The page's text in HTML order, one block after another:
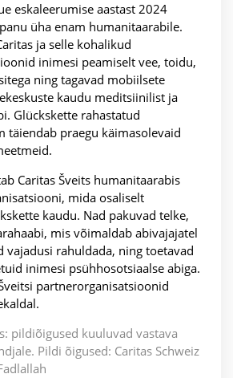
eskaleerumise aastast 2024
üha enam humanitaarabile.
ja selle kohalikud
inimesi peamiselt vee, toidu,
ning tagavad mobiilsete
kaudu meditsiinilist ja
Glückskette rahastatud
täiendab praegu käimasolevaid
Caritas Šveits humanitaarabis
mida osaliselt
kaudu. Nad pakuvad telke,
mis võimaldab abivajajatel
vajadusi rahuldada, ning toetavad
inimesi psühhosotsiaalse abiga.
partnerorganisatsioonid
pildiõigused kuuluvad vastava
Pildi õigused: Caritas Schweiz